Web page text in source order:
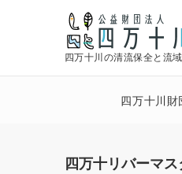
四万十川の清流保全と流
四万十川財
四万十リバーマ